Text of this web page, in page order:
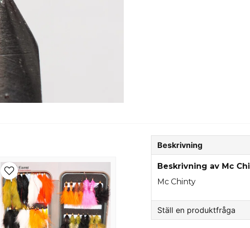
Beskrivning
Beskrivning av Mc
Mc Chinty
Ställ en produktfråga